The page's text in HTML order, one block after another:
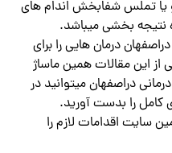
یا تملس شفابخش اندام های
نتیجه بخشی میباشد.
درمان هایی را برای
از این مقالات همین ماساژ
دراصفهان میتوانید در
کامل را بدست آورید.
سایت اقدامات لازم را